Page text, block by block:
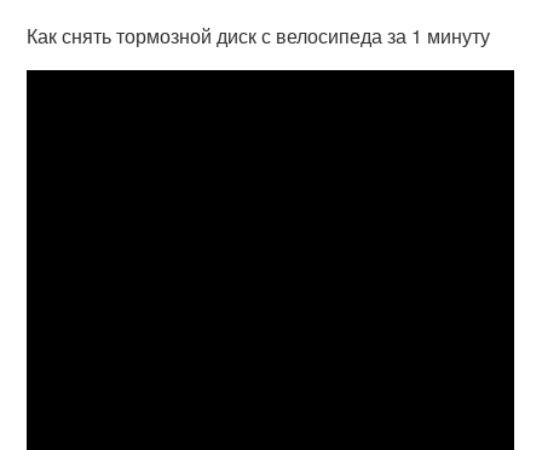
Как снять тормозной диск с велосипеда за 1 минуту